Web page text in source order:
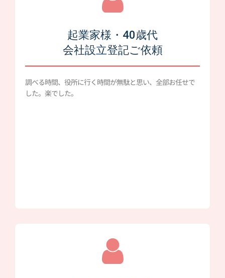
起業家様・40歳代
会社設立登記ご依頼
調べる時間、役所に行く時間が無駄と思い、全部お任せで
した。楽でした。